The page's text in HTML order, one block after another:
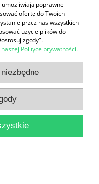
i higieny
Danielewski
do koszyka
umożliwiają poprawne
ofertę do Twoich
przez nas wszystkich
użycie plików do
zgody".
Polityce prywatności.